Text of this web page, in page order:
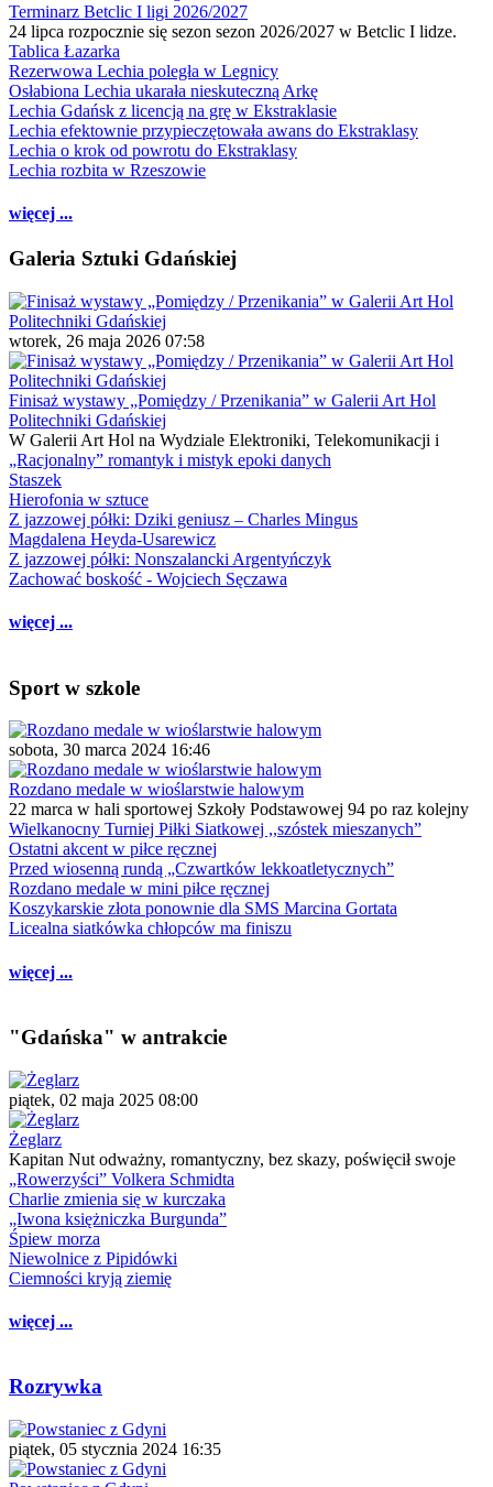
Terminarz Betclic I ligi 2026/2027
24 lipca rozpocznie się sezon sezon 2026/2027 w Betclic I lidze.
Tablica Łazarka
Rezerwowa Lechia poległa w Legnicy
Osłabiona Lechia ukarała nieskuteczną Arkę
Lechia Gdańsk z licencją na grę w Ekstraklasie
Lechia efektownie przypieczętowała awans do Ekstraklasy
Lechia o krok od powrotu do Ekstraklasy
Lechia rozbita w Rzeszowie
więcej ...
Galeria Sztuki Gdańskiej
wtorek, 26 maja 2026 07:58
Finisaż wystawy „Pomiędzy / Przenikania” w Galerii Art Hol
Politechniki Gdańskiej
W Galerii Art Hol na Wydziale Elektroniki, Telekomunikacji i
„Racjonalny” romantyk i mistyk epoki danych
Staszek
Hierofonia w sztuce
Z jazzowej półki: Dziki geniusz – Charles Mingus
Magdalena Heyda-Usarewicz
Z jazzowej półki: Nonszalancki Argentyńczyk
Zachować boskość - Wojciech Sęczawa
więcej ...
Sport w szkole
sobota, 30 marca 2024 16:46
Rozdano medale w wioślarstwie halowym
22 marca w hali sportowej Szkoły Podstawowej 94 po raz kolejny
Wielkanocny Turniej Piłki Siatkowej ,,szóstek mieszanych”
Ostatni akcent w piłce ręcznej
Przed wiosenną rundą „Czwartków lekkoatletycznych”
Rozdano medale w mini piłce ręcznej
Koszykarskie złota ponownie dla SMS Marcina Gortata
Licealna siatkówka chłopców ma finiszu
więcej ...
"Gdańska" w antrakcie
piątek, 02 maja 2025 08:00
Żeglarz
Kapitan Nut odważny, romantyczny, bez skazy, poświęcił swoje
„Rowerzyści” Volkera Schmidta
Charlie zmienia się w kurczaka
„Iwona księżniczka Burgunda”
Śpiew morza
Niewolnice z Pipidówki
Ciemności kryją ziemię
więcej ...
Rozrywka
piątek, 05 stycznia 2024 16:35